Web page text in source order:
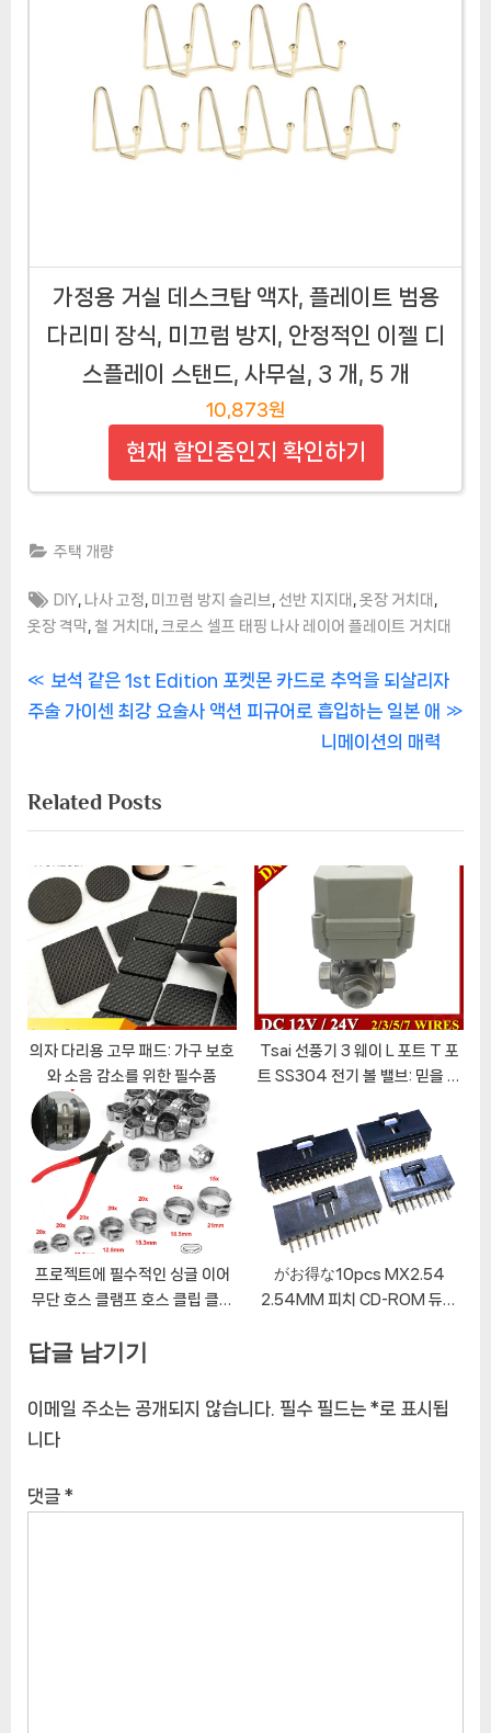
가정용 거실 데스크탑 액자, 플레이트 범용
다리미 장식, 미끄럼 방지, 안정적인 이젤 디
스플레이 스탠드, 사무실, 3 개, 5 개
10,873원
현재 할인중인지 확인하기
주택 개량
Tags:
DIY 나사 고정 미끄럼 방지 슬리브 선반 지지대 ,옷장 거치대
옷장 격막 철 거치대 크로스 셀프 태핑 나사 레이어 플레이트 거치대
글P
r
i
o
u
s
P
o
s
t
:
보석 같은 1st Edition 포켓몬 카드로 추억을 되살리자
N
t
P
o
s
t
주술 가이센 최강 요술사 액션 피규어로 흡입하는 일본 애
니메이션의 매력
Related Posts
의자 다리용 고무 패드: 가구 보호
와 소음 감소를 위한 필수품
Tsai 선풍기 3 웨이 L 포트 T 포
트 SS304 전기 볼 밸브: 믿을 수
프로젝트에 필수적인 싱글 이어
무단 호스 클램프 호스 클립 클램
がお得な10pcs MX2.54
2.54MM 피치 CD-ROM 듀폰
답글 남기기
이메일 주소는 공개되지 않습니다. 필수 필드는 *로 표시됩
니다
댓글 *